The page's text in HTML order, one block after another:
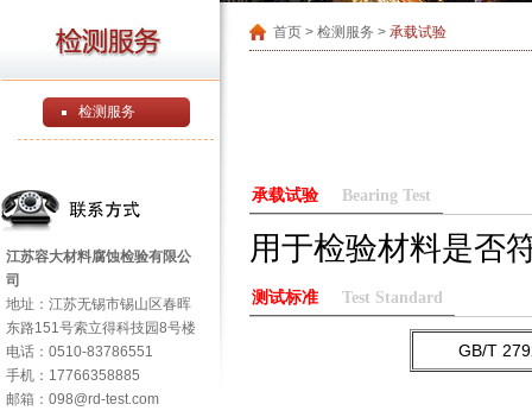
检测服务
江苏容大材料腐蚀检验有限公
司
地址：江苏无锡市锡山区春晖
东路151号索立得科技园8号楼
电话：0510-83786551
手机：17766358885
邮箱：098@rd-test.com
首页 > 检测服务 > 承载试验
承载试验 Bearing Test
用于检验材料是否
测试标准 Test Standard
GB/T